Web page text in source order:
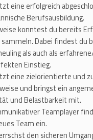
eine erfolgreich
Berufsausbildung.
konntest du bereits
Dabei findest du
als auch als
Einstieg.
eine zielorientierte und
und bringst ein
und Belastbarkeit mit.
Teamplayer
Team ein.
den sicheren